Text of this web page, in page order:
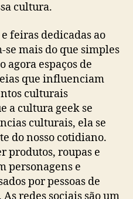
cultura.
feiras dedicadas ao
mais do que simples
agora espaços de
que influenciam
culturais
a cultura geek se
culturais, ela se
do nosso cotidiano.
produtos, roupas e
personagens e
por pessoas de
redes sociais são um